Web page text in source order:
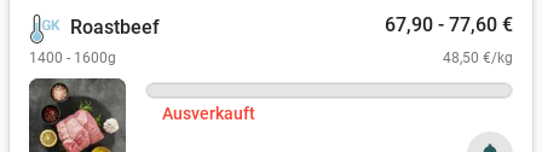
Roastbeef 67,90 - 77,60 €
1400 - 1600g 48,50 €/kg
Ausverkauft